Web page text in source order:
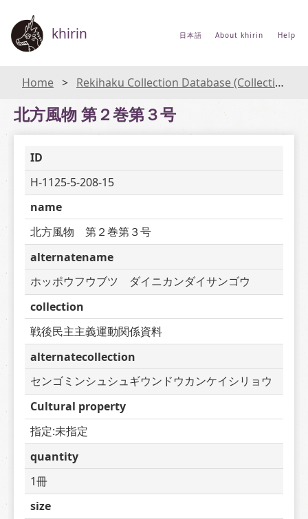
khirin 日本語 About khirin Help
Home Rekihaku Collection Database (Collections Database of the National Museum of Japanese History)
北方風物 第２巻第３号
ID
H-1125-5-208-15
name
北方風物　第２巻第３号
alternatename
ホッポウフウブツ　ダイニカンダイサンゴウ
collection
戦後民主主義運動関係資料
alternatecollection
センゴミンシュシュギウンドウカンケイシリョウ
Cultural property
指定:未指定
quantity
1冊
size